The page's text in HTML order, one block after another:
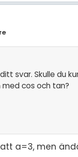
svar. Skulle du
cos och tan?
a=3, men